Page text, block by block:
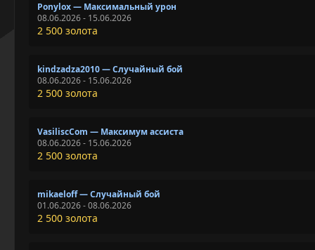
Ponylox — Максимальный урон
08.06.2026 - 15.06.2026
2 500 золота
kindzadza2010 — Случайный бой
08.06.2026 - 15.06.2026
2 500 золота
VasiliscCom — Максимум ассиста
08.06.2026 - 15.06.2026
2 500 золота
mikaeloff — Случайный бой
01.06.2026 - 08.06.2026
2 500 золота